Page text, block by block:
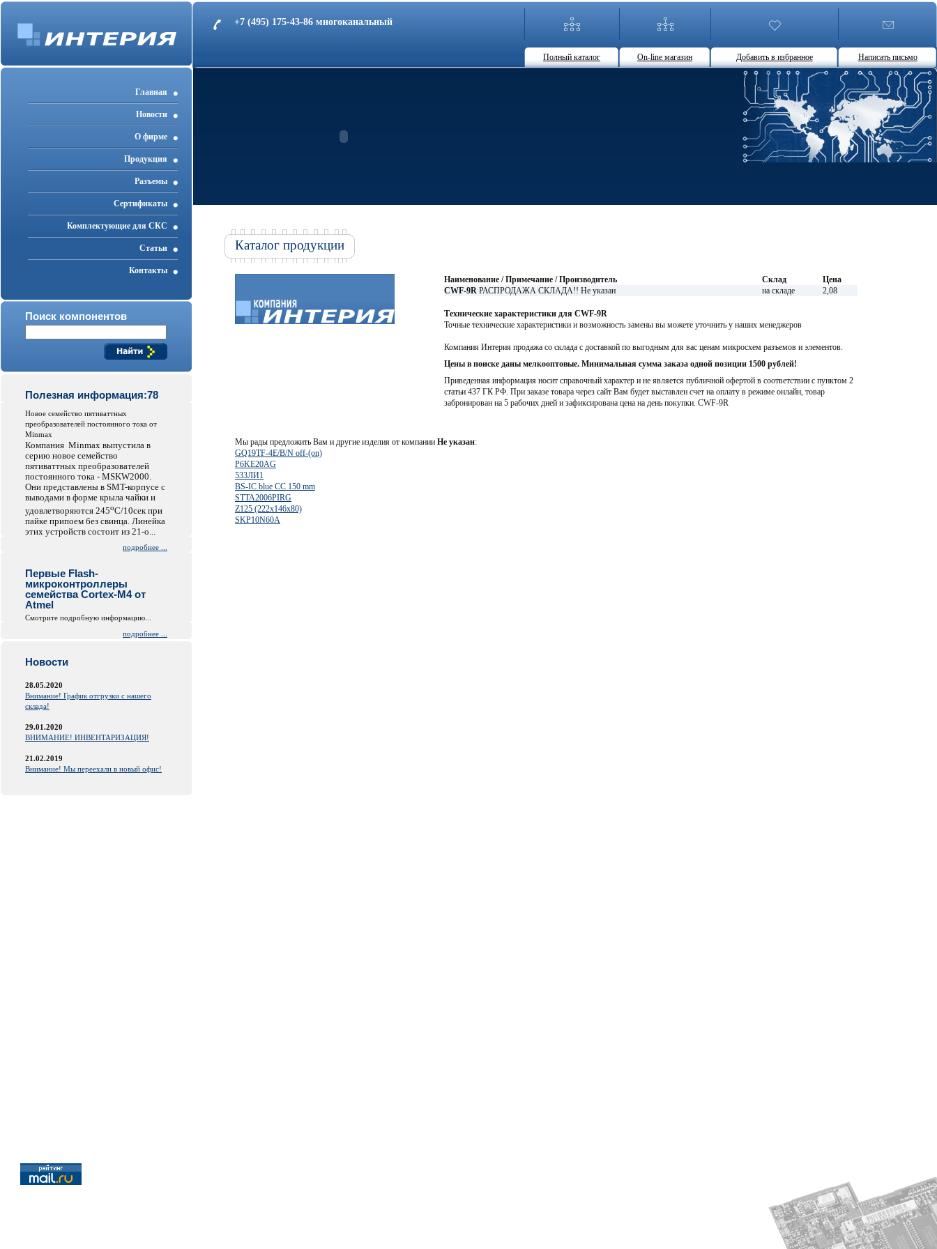
+7 (495) 175-43-86 многоканальный
Полный каталог On-line магазин Добавить в избранное Написать письмо
Главная
Новости
О фирме
Продукция
Разъемы
Cертификаты
Комплектующие для СКС
Статьи
Контакты
Поиск компонентов
Полезная информация:78
Hовое семейство пятиваттных
преобразователей постоянного тока от
Minmax
Компания Minmax выпустила в
серию новое семейство
пятиваттных преобразователей
постоянного тока - MSKW2000.
Они представлены в SMT-корпусе с
выводами в форме крыла чайки и
удовлетворяются 245oC/10сек при
пайке припоем без свинца. Линейка
этих устройств состоит из 21-о...
подробнее ...
Первые Flash-
микроконтроллеры
семейства Cortex-M4 от
Atmel
Смотрите подробную информацию...
подробнее ...
Новости
28.05.2020
Внимание! График отгрузки с нашего
склада!
29.01.2020
ВНИМАНИЕ! ИНВЕНТАРИЗАЦИЯ!
21.02.2019
Внимание! Мы переехали в новый офис!
Каталог продукции
Наименование / Примечание / Производитель Склад
Цена
CWF-9R РАСПРОДАЖА СКЛАДА!! Не указан на складе 2,08
Технические характеристики для CWF-9R
Точные технические характеристики и возможность замены вы можете уточнить у наших менеджеров
Компания Интерия продажа со склада с доставкой по выгодным для вас ценам микросхем разъемов и элементов.
Цены в поиске даны мелкооптовые. Минимальная сумма заказа одной позиции 1500 рублей!
Приведенная информация носит справочный характер и не является публичной офертой в соответствии с пунктом 2
статьи 437 ГК РФ. При заказе товара через сайт Вам будет выставлен счет на оплату в режиме онлайн, товар
забронирован на 5 рабочих дней и зафиксирована цена на день покупки. CWF-9R
Мы рады предложить Вам и другие изделия от компании Не указан:
GQ19TF-4E/B/N off-(on)
P6KE20AG
533ЛИ1
BS-IC blue CC 150 mm
STTA2006PIRG
Z125 (222x146x80)
SKP10N60A